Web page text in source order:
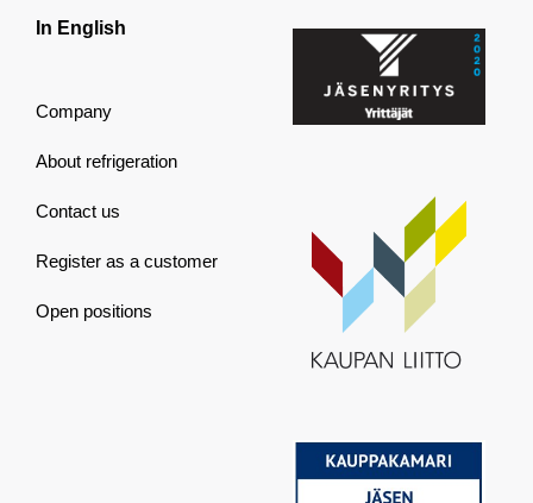
In English
Company
About refrigeration
Contact us
Register as a customer
Open positions